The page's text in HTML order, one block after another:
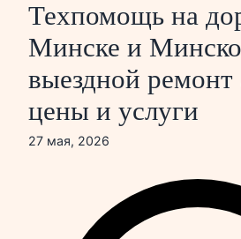
Техпомощь на
Минске и
выездной ремонт
цены и услуги
27 мая, 2026